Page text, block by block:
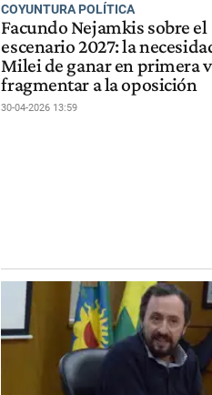
COYUNTURA POLÍTICA
Facundo Nejamkis sobre el
escenario 2027: la
Milei de ganar en primera
fragmentar a la oposición
30-04-2026 13:59